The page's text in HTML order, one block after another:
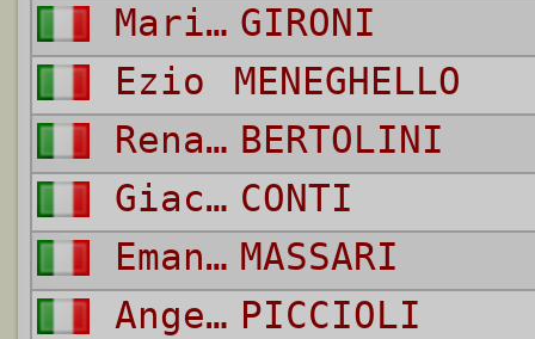
Mario GIRONI
Ezio
MENEGHELLO
Renato BERTOLINI
Giacomo Bruno CONTI
Emanuele MASSARI
Angelo PICCIOLI